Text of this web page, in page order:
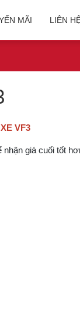
MÃI LIÊN
VF3
giá cuối tốt